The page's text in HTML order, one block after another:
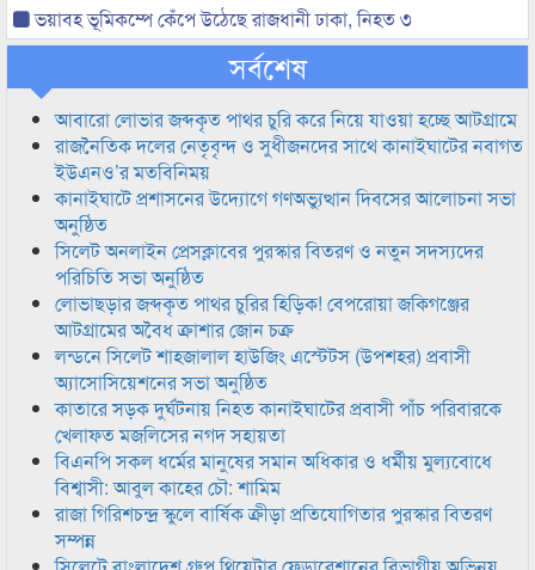
ভয়াবহ ভূমিকম্পে কেঁপে উঠেছে রাজধানী ঢাকা, নিহত ৩
সর্বশেষ
আবারো লোভার জব্দকৃত পাথর চুরি করে নিয়ে যাওয়া হচ্ছে আটগ্রামে
রাজনৈতিক দলের নেতৃবৃন্দ ও সুধীজনদের সাথে কানাইঘাটের নবাগত
ইউএনও’র মতবিনিময়
কানাইঘাটে প্রশাসনের উদ্যোগে গণঅভ্যুত্থান দিবসের আলোচনা সভা
অনুষ্ঠিত
সিলেট অনলাইন প্রেসক্লাবের পুরস্কার বিতরণ ও নতুন সদস্যদের
পরিচিতি সভা অনুষ্ঠিত
লোভাছড়ার জব্দকৃত পাথর চুরির হিড়িক! বেপরোয়া জকিগঞ্জের
আটগ্রামের অবৈধ ক্রাশার জোন চক্র
লন্ডনে সিলেট শাহজালাল হাউজিং এস্টেটস (উপশহর) প্রবাসী
অ্যাসোসিয়েশনের সভা অনুষ্ঠিত
কাতারে সড়ক দুর্ঘটনায় নিহত কানাইঘাটের প্রবাসী পাঁচ পরিবারকে
খেলাফত মজলিসের নগদ সহায়তা
বিএনপি সকল ধর্মের মানুষের সমান অধিকার ও ধর্মীয় মুল্যবোধে
বিশ্বাসী: আবুল কাহের চৌ: শামিম
রাজা গিরিশচন্দ্র স্কুলে বার্ষিক ক্রীড়া প্রতিযোগিতার পুরস্কার বিতরণ
সম্পন্ন